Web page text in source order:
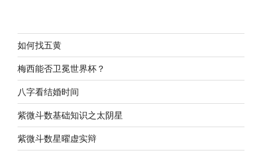
如何找五黄
梅西能否卫冕世界杯？
八字看结婚时间
紫微斗数基础知识之太阴星
紫微斗数星曜虚实辩